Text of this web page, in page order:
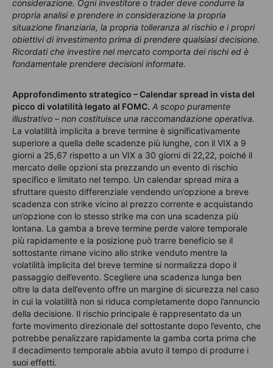
considerazione. Ogni investitore o trader deve condurre la
propria analisi e prendere in considerazione la propria
situazione finanziaria, la propria tolleranza al rischio e i propri
obiettivi di investimento prima di prendere qualsiasi decisione.
Ricordati che investire nel mercato comporta dei rischi ed è
fondamentale prendere decisioni informate.
Approfondimento strategico – Calendar spread in vista del
picco di volatilità legato al FOMC. A scopo puramente
illustrativo – non costituisce una raccomandazione operativa.
La volatilità implicita a breve termine è significativamente
superiore a quella delle scadenze più lunghe, con il VIX a 9
giorni a 25,67 rispetto a un VIX a 30 giorni di 22,22, poiché il
mercato delle opzioni sta prezzando un evento di rischio
specifico e limitato nel tempo. Un calendar spread mira a
sfruttare questo differenziale vendendo un’opzione a breve
scadenza con strike vicino al prezzo corrente e acquistando
un’opzione con lo stesso strike ma con una scadenza più
lontana. La gamba a breve termine perde valore temporale
più rapidamente e la posizione può trarre beneficio se il
sottostante rimane vicino allo strike venduto mentre la
volatilità implicita del breve termine si normalizza dopo il
passaggio dell’evento. Scegliere una scadenza lunga ben
oltre la data dell’evento offre un margine di sicurezza nel caso
in cui la volatilità non si riduca completamente dopo l’annuncio
della decisione. Il rischio principale è rappresentato da un
forte movimento direzionale del sottostante dopo l’evento, che
potrebbe penalizzare rapidamente la gamba corta prima che
il decadimento temporale abbia avuto il tempo di produrre i
suoi effetti.